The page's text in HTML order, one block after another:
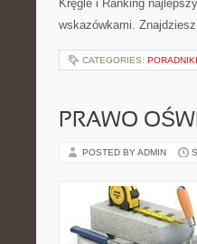
Kręgle i Ranking
wskazówkami.
CATEGORIES:
PRAWO
POSTED BY ADMIN